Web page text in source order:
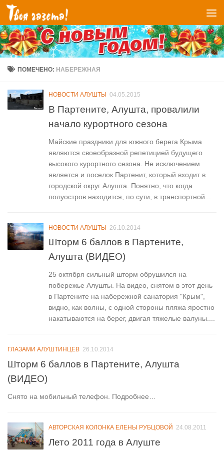
Перейти к содержимому
ПОМЕЧЕНО: НАБЕРЕЖНАЯ
НОВОСТИ АЛУШТЫ 04.05.2015
В Партените, Алушта, провалили
начало курортного сезона
Майские праздники для южного берега Крыма
являются своеобразной репетицией будущего
высокого курортного сезона. Не исключением
является и поселок Партенит, который входит в
городской округ Алушта. Понятно, что когда
полуостров находится, по сути, в транспортной...
НОВОСТИ АЛУШТЫ 26.10.2014
Шторм 6 баллов в Партените,
Алушта (ВИДЕО)
25 октября сильный шторм обрушился на
побережье Алушты. На видео, снятом в этот день
в Партените на набережной санатория "Крым",
видно, как волны, с одной стороны пляжа яростно
накатываются на берег, двигая тяжелые валуны....
ГЛАЗАМИ АЛУШТИНЦЕВ 26.10.2014
Шторм 6 баллов в Партените, Алушта
(ВИДЕО)
Снято на мобильный телефон. Подробнее…
АВТОРСКАЯ КОЛОНКА ЕЛЕНЫ РУБЦОВОЙ 24.08.2011
Лето 2011 года в Алуште